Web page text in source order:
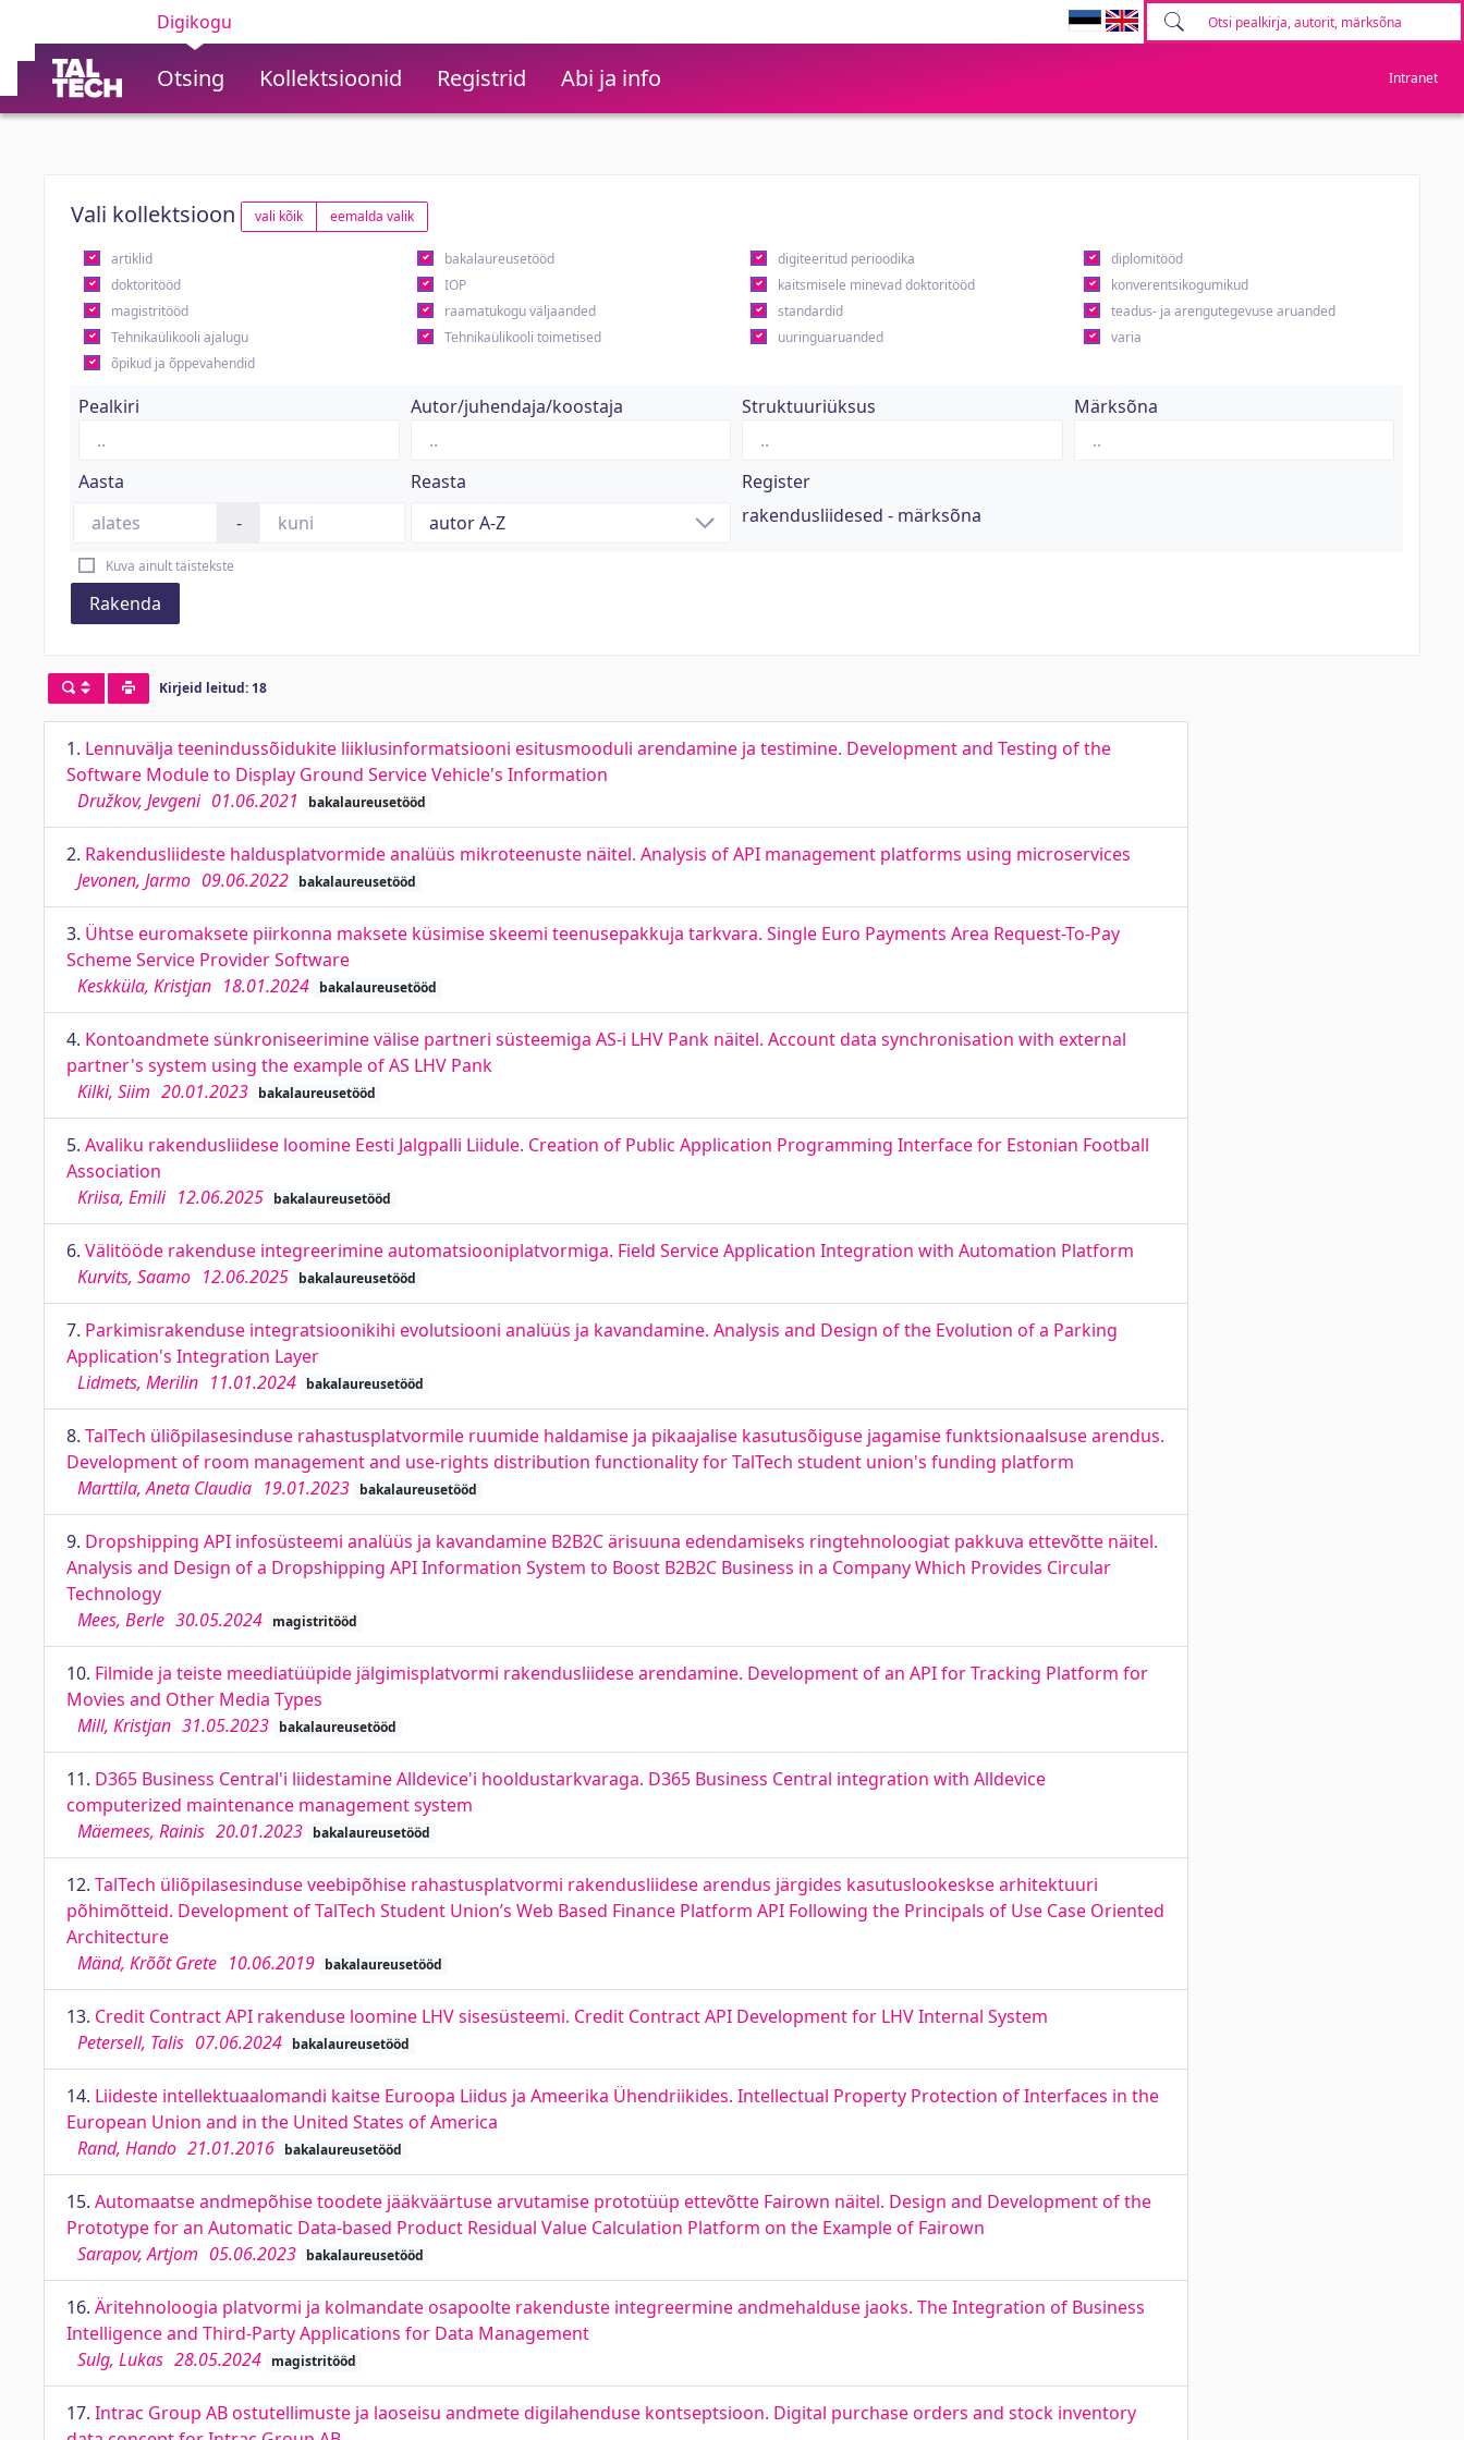
Digikogu
Otsing Kollektsioonid Registrid Abi ja info Intranet
Vali kollektsioon vali kõik eemalda valik
artiklid bakalaureusetööd digiteeritud perioodika
diplomitööd
doktoritööd
IOP kaitsmisele minevad doktoritööd
konverentsikogumikud
magistritööd
raamatukogu väljaanded standardid
teadus- ja arengutegevuse aruanded
Tehnikaülikooli ajalugu
Tehnikaülikooli toimetised uuringuaruanded
varia
õpikud ja õppevahendid
Pealkiri Autor/juhendaja/koostaja Struktuuriüksus Märksõna
Aasta
-
Reasta
Register
rakendusliidesed - märksõna
Kuva ainult täistekste
Rakenda
Kirjeid leitud: 18
1. Lennuvälja teenindussõidukite liiklusinformatsiooni esitusmooduli arendamine ja testimine. Development and Testing of the
Software Module to Display Ground Service Vehicle's Information
Družkov, Jevgeni 01.06.2021 bakalaureusetööd
2. Rakendusliideste haldusplatvormide analüüs mikroteenuste näitel. Analysis of API management platforms using microservices
Jevonen, Jarmo 09.06.2022 bakalaureusetööd
3. Ühtse euromaksete piirkonna maksete küsimise skeemi teenusepakkuja tarkvara. Single Euro Payments Area Request-To-Pay
Scheme Service Provider Software
Keskküla, Kristjan 18.01.2024 bakalaureusetööd
4. Kontoandmete sünkroniseerimine välise partneri süsteemiga AS-i LHV Pank näitel. Account data synchronisation with external
partner's system using the example of AS LHV Pank
Kilki, Siim 20.01.2023 bakalaureusetööd
5. Avaliku rakendusliidese loomine Eesti Jalgpalli Liidule. Creation of Public Application Programming Interface for Estonian Football
Association
Kriisa, Emili 12.06.2025 bakalaureusetööd
6. Välitööde rakenduse integreerimine automatsiooniplatvormiga. Field Service Application Integration with Automation Platform
Kurvits, Saamo 12.06.2025 bakalaureusetööd
7. Parkimisrakenduse integratsioonikihi evolutsiooni analüüs ja kavandamine. Analysis and Design of the Evolution of a Parking
Application's Integration Layer
Lidmets, Merilin 11.01.2024 bakalaureusetööd
8. TalTech üliõpilasesinduse rahastusplatvormile ruumide haldamise ja pikaajalise kasutusõiguse jagamise funktsionaalsuse arendus.
Development of room management and use-rights distribution functionality for TalTech student union's funding platform
Marttila, Aneta Claudia 19.01.2023 bakalaureusetööd
9. Dropshipping API infosüsteemi analüüs ja kavandamine B2B2C ärisuuna edendamiseks ringtehnoloogiat pakkuva ettevõtte näitel.
Analysis and Design of a Dropshipping API Information System to Boost B2B2C Business in a Company Which Provides Circular
Technology
Mees, Berle 30.05.2024 magistritööd
10. Filmide ja teiste meediatüüpide jälgimisplatvormi rakendusliidese arendamine. Development of an API for Tracking Platform for
Movies and Other Media Types
Mill, Kristjan 31.05.2023 bakalaureusetööd
11. D365 Business Central'i liidestamine Alldevice'i hooldustarkvaraga. D365 Business Central integration with Alldevice
computerized maintenance management system
Mäemees, Rainis 20.01.2023 bakalaureusetööd
12. TalTech üliõpilasesinduse veebipõhise rahastusplatvormi rakendusliidese arendus järgides kasutuslookeskse arhitektuuri
põhimõtteid. Development of TalTech Student Union’s Web Based Finance Platform API Following the Principals of Use Case Oriented
Architecture
Mänd, Krõõt Grete 10.06.2019 bakalaureusetööd
13. Credit Contract API rakenduse loomine LHV sisesüsteemi. Credit Contract API Development for LHV Internal System
Petersell, Talis 07.06.2024 bakalaureusetööd
14. Liideste intellektuaalomandi kaitse Euroopa Liidus ja Ameerika Ühendriikides. Intellectual Property Protection of Interfaces in the
European Union and in the United States of America
Rand, Hando 21.01.2016 bakalaureusetööd
15. Automaatse andmepõhise toodete jääkväärtuse arvutamise prototüüp ettevõtte Fairown näitel. Design and Development of the
Prototype for an Automatic Data-based Product Residual Value Calculation Platform on the Example of Fairown
Sarapov, Artjom 05.06.2023 bakalaureusetööd
16. Äritehnoloogia platvormi ja kolmandate osapoolte rakenduste integreermine andmehalduse jaoks. The Integration of Business
Intelligence and Third-Party Applications for Data Management
Sulg, Lukas 28.05.2024 magistritööd
17. Intrac Group AB ostutellimuste ja laoseisu andmete digilahenduse kontseptsioon. Digital purchase orders and stock inventory